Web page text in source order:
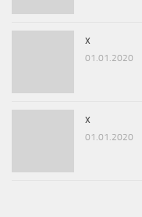
x
01.01.2020
x
01.01.2020